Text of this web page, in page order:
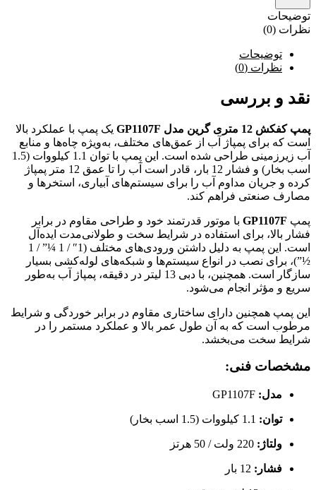
توضیحات
نظرات (0)
توضیحات
نظرات (0)
نقد و بررسی
پمپ کفکش 12 متری گرین مدل GP1107F
یک پمپ با عملکرد بالا
است که برای پمپاژ آب از عمق‌های مختلف، به‌ویژه چاه‌ها و منابع
آب زیرزمینی طراحی شده است. این پمپ با توان 1.1 کیلووات (1.5
اسب بخار) و فشار 12 بار، قادر است آب را تا عمق 12 متر پمپاژ
کرده و جریان مداوم آب را برای سیستم‌های آبیاری، استخرها و
مصارف صنعتی فراهم کند.
پمپ GP1107F با موتور قدرتمند خود و طراحی مقاوم در برابر
فشار بالا، برای استفاده در شرایط سخت و طولانی‌مدت ایده‌آل
است. این پمپ به دلیل داشتن ورودی‌های مختلف (1″ / 1 ¼” / 1
½”)، برای نصب در انواع سیستم‌ها و شبکه‌های لوله‌کشی بسیار
سازگار است. همچنین، با دبی 13 لیتر در دقیقه، پمپاژ آب به‌طور
سریع و مؤثر انجام می‌شود.
این پمپ همچنین دارای ساختاری مقاوم در برابر خوردگی و شرایط
مرطوب است که به آن طول عمر بالا و عملکرد مستمر را در
شرایط سخت می‌بخشد.
مشخصات فنی:
مدل:
توان:
ولتاژ:
فشار: